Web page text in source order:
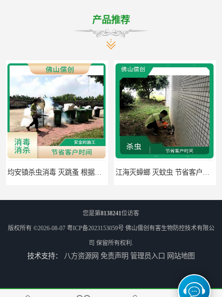
产品推荐
您是第8138241位访客
版权所有 ©2026-08-07 粤ICP备2023153059号 佛山儒创有害生物防控技术有限公
司 保留所有权利.
技术支持： 八方资源网 免责声明 管理员入口 网站地图